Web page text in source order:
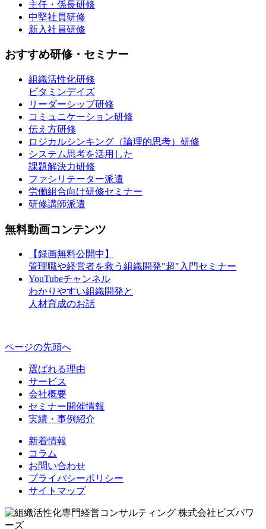
主任・係長研修
中堅社員研修
新入社員研修
おすすめ研修・セミナー
組織活性化研修
ビタミンデイズ
リーダーシップ研修
コミュニケーション研修
伝え方研修
ロジカルシンキング（論理的思考）研修
システム思考を活用した
課題解決力研修
ファシリテーター派遣
労働組合向け研修セミナー
研修講師派遣
無料動画コンテンツ
【録画無料公開中】
管理職や経営者を救う組織開発"超"入門セミナー
YouTubeチャンネル
わかりやすい組織開発と
人材育成のお話
ページの先頭へ
選ばれる理由
サービス
会社概要
セミナー開催情報
実績・事例紹介
新着情報
コラム
お問い合わせ
プライバシーポリシー
サイトマップ